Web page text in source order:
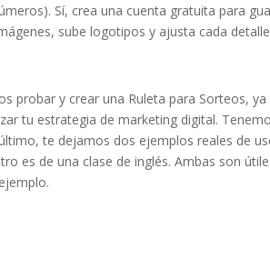
Sí, crea una cuenta gratuita para
sube logotipos y ajusta cada
probar y crear una Ruleta para Sorteos, ya
tu estrategia de marketing digital.
te dejamos dos ejemplos reales de
es de una clase de inglés. Ambas son